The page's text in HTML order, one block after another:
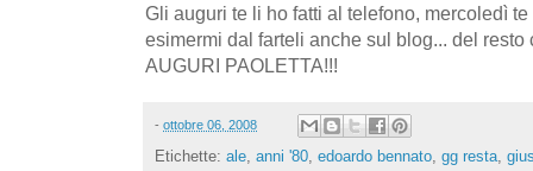
Gli auguri te li ho fatti al telefono, mercoledì
esimermi dal farteli anche sul blog... del resto
AUGURI PAOLETTA!!!
- ottobre 06, 2008
Etichette: ale, anni '80, edoardo bennato, gg resta,